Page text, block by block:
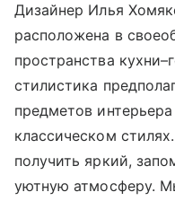
Дизайнер Илья
расположена в
пространства
стилистика
предметов
классическом
получить яркий,
уютную атмосферу.